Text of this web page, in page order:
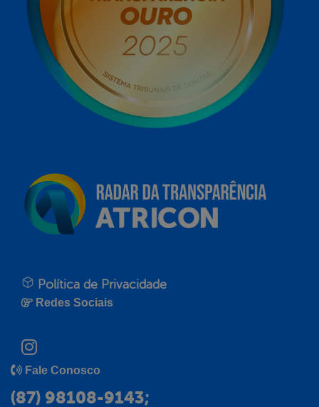
Política de Privacidade
Redes Sociais
Fale Conosco
(87) 98108-9143;